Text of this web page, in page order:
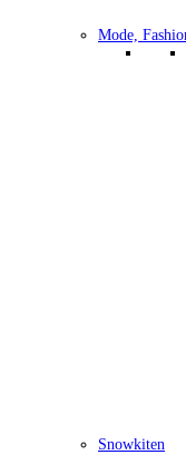
Mode,
Snowkiten